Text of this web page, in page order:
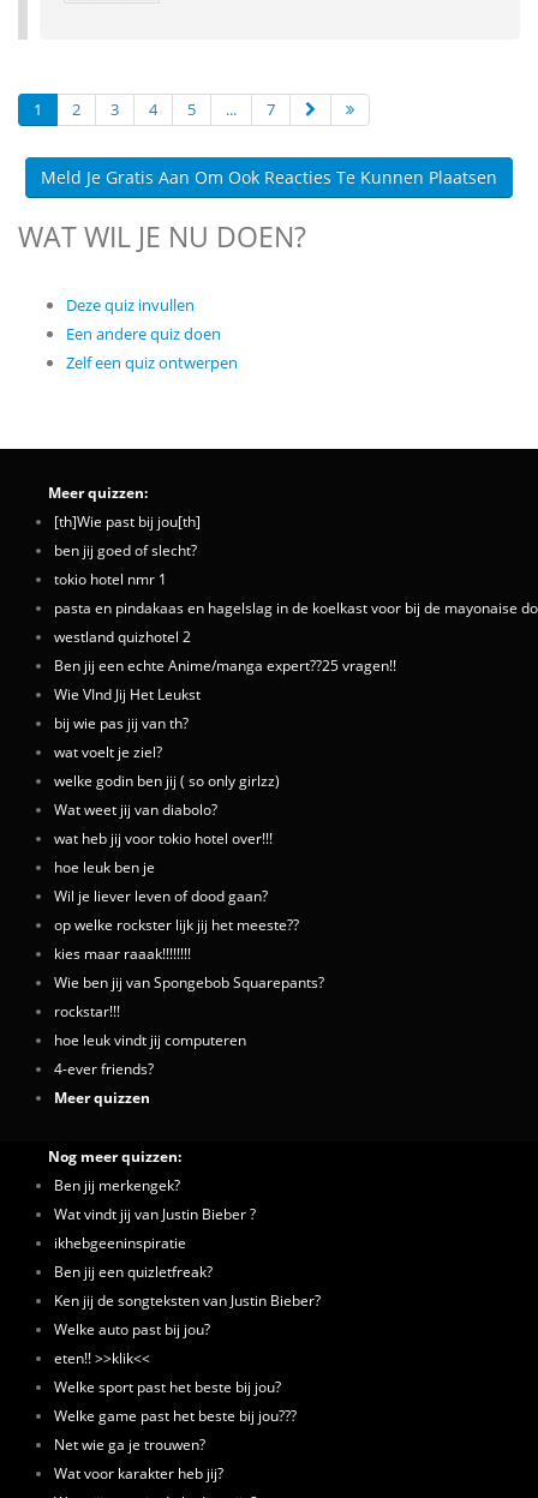
1 2 3 4 5 ... 7
Meld Je Gratis Aan Om Ook Reacties Te Kunnen Plaatsen
WAT WIL JE NU DOEN?
Deze quiz invullen
Een andere quiz doen
Zelf een quiz ontwerpen
Meer quizzen:
[th]Wie past bij jou[th]
ben jij goed of slecht?
tokio hotel nmr 1
pasta en pindakaas en hagelslag in de koelkast voor bij de mayonaise
westland quizhotel 2
Ben jij een echte Anime/manga expert??25 vragen!!
Wie VInd Jij Het Leukst
bij wie pas jij van th?
wat voelt je ziel?
welke godin ben jij ( so only girlzz)
Wat weet jij van diabolo?
wat heb jij voor tokio hotel over!!!
hoe leuk ben je
Wil je liever leven of dood gaan?
op welke rockster lijk jij het meeste??
kies maar raaak!!!!!!!!
Wie ben jij van Spongebob Squarepants?
rockstar!!!
hoe leuk vindt jij computeren
4-ever friends?
Meer quizzen
Nog meer quizzen:
Ben jij merkengek?
Wat vindt jij van Justin Bieber ?
ikhebgeeninspiratie
Ben jij een quizletfreak?
Ken jij de songteksten van Justin Bieber?
Welke auto past bij jou?
eten!! >>klik<<
Welke sport past het beste bij jou?
Welke game past het beste bij jou???
Net wie ga je trouwen?
Wat voor karakter heb jij?